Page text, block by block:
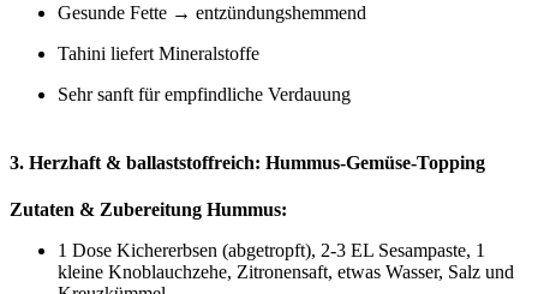
Gesunde Fette → entzündungshemmend
Tahini liefert Mineralstoffe
Sehr sanft für empfindliche Verdauung
3. Herzhaft & ballaststoffreich: Hummus-Gemüse-Topping
Zutaten & Zubereitung Hummus:
1 Dose Kichererbsen (abgetropft), 2-3 EL Sesampaste, 1
kleine Knoblauchzehe, Zitronensaft, etwas Wasser, Salz und